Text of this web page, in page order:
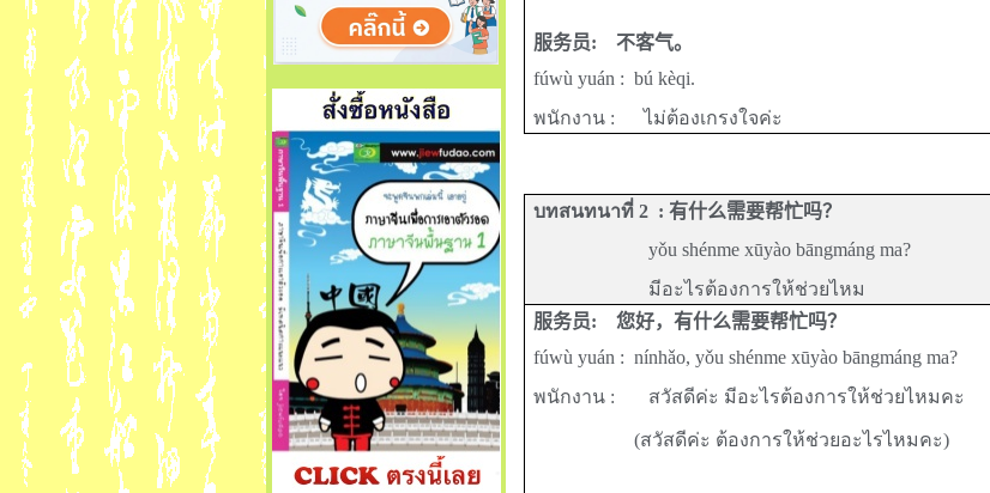
服务员:不客气。
fúwù yuán : bú kèqi.
พนักงาน :
ไม่ต้องเกรงใจค่ะ
บทสนทนาที่ 2 :有什么需要帮忙吗？
yǒu shénme xūyào bāngmáng ma?
มีอะไรต้องการให้ช่วยไหม
服务员:您好，有什么需要帮忙吗？
fúwù yuán : nínhǎo, yǒu shénme xūyào bāngmáng ma?
พนักงาน : สวัสดีค่ะ มีอะไรต้องการให้ช่วยไหมคะ
(สวัสดีค่ะ ต้องการให้ช่วยอะไรไหมคะ)